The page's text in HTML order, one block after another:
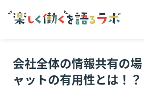
会社全体の情報共有の
ャットの有用性とは！？